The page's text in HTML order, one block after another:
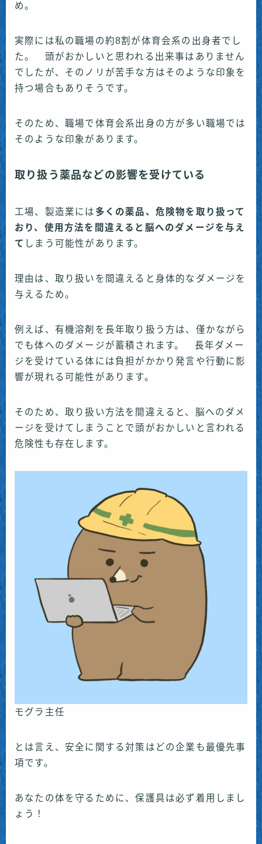
め。
実際には私の職場の約8割が体育会系の出身者でし
た。 頭がおかしいと思われる出来事はありません
でしたが、そのノリが苦手な方はそのような印象を
持つ場合もありそうです。
そのため、職場で体育会系出身の方が多い職場では
そのような印象があります。
取り扱う薬品などの影響を受けている
工場、製造業には 多くの薬品、危険物を取り扱って
おり、使用方法を間違えると脳へのダメージを与え
て しまう可能性があります。
理由は、取り扱いを間違えると身体的なダメージを
与えるため。
例えば、有機溶剤を長年取り扱う方は、僅かながら
でも体へのダメージが蓄積されます。 長年ダメー
ジを受けている体には負担がかかり発言や行動に影
響が現れる可能性があります。
そのため、取り扱い方法を間違えると、脳へのダメ
ージを受けてしまうことで頭がおかしいと言われる
危険性も存在します。
モグラ主任
とは言え、安全に関する対策はどの企業も最優先事
項です。
あなたの体を守るために、保護具は必ず着用しまし
ょう！